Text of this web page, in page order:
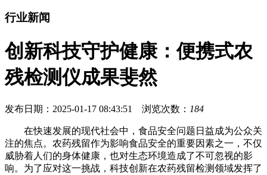
行业新闻
创新科技守护健康：便携式农
残检测仪成果斐然
发布日期：2025-01-17 08:43:51 浏览次数： 184
在快速发展的现代社会中，食品安全问题日益成为公众关
注的焦点。农药残留作为影响食品安全的重要因素之一，不仅
威胁着人们的身体健康，也对生态环境造成了不可忽视的影
响。为了应对这一挑战，科技创新在农药残留检测领域发挥了